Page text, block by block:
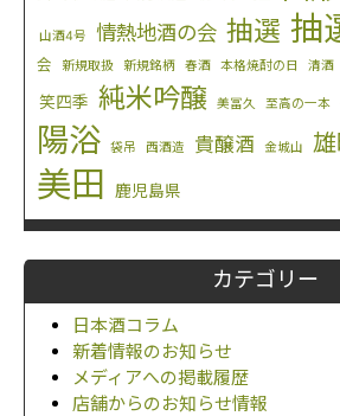
山酒4号 情熱地酒の会 抽選 抽
会
新規取扱 新規銘柄 春酒 本格焼酎の日 清酒
笑四季 純米吟醸 美冨久 至高の一本
陽浴
袋吊 西酒造 貴醸酒 金城山
美田
鹿児島県
カテゴリー
日本酒コラム
新着情報のお知らせ
メディアへの掲載履歴
店舗からのお知らせ情報